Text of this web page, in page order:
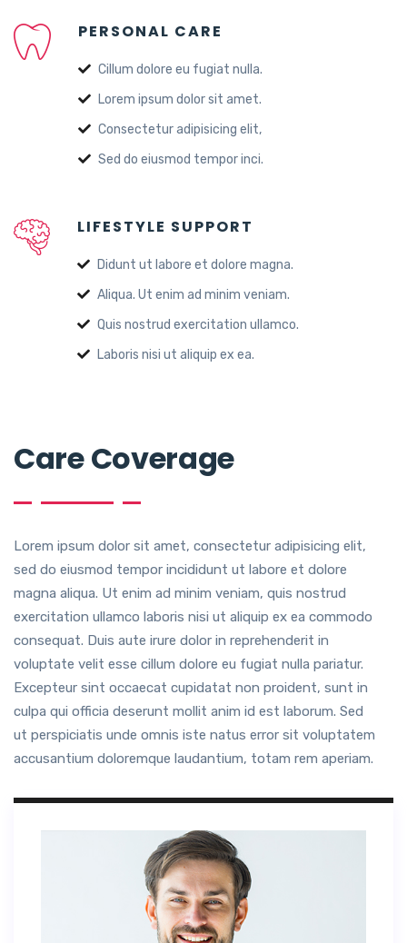
PERSONAL CARE
Cillum dolore eu fugiat nulla.
Lorem ipsum dolor sit amet.
Consectetur adipisicing elit,
Sed do eiusmod tempor inci.
LIFESTYLE SUPPORT
Didunt ut labore et dolore magna.
Aliqua. Ut enim ad minim veniam.
Quis nostrud exercitation ullamco.
Laboris nisi ut aliquip ex ea.
Care Coverage
Lorem ipsum dolor sit amet, consectetur adipisicing elit,
sed do eiusmod tempor incididunt ut labore et dolore
magna aliqua. Ut enim ad minim veniam, quis nostrud
exercitation ullamco laboris nisi ut aliquip ex ea commodo
consequat. Duis aute irure dolor in reprehenderit in
voluptate velit esse cillum dolore eu fugiat nulla pariatur.
Excepteur sint occaecat cupidatat non proident, sunt in
culpa qui officia deserunt mollit anim id est laborum. Sed
ut perspiciatis unde omnis iste natus error sit voluptatem
accusantium doloremque laudantium, totam rem aperiam.